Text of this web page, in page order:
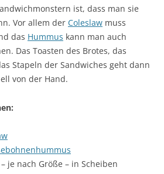
ist, dass man sie
Vor allem der Coleslaw muss
das Hummus kann man auch
Das Toasten des Brotes, das
Stapeln der Sandwiches geht dann
von der Hand.
je nach Größe – in Scheiben